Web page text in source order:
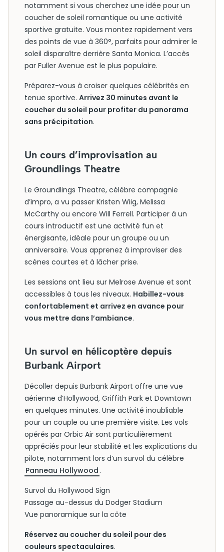
notamment si vous cherchez une idée pour un
coucher de soleil romantique ou une activité
sportive gratuite. Vous montez rapidement vers
des points de vue à 360°, parfaits pour admirer le
soleil disparaître derrière Santa Monica. L’accès
par Fuller Avenue est le plus populaire.
Préparez-vous à croiser quelques célébrités en
tenue sportive. Arrivez 30 minutes avant le
coucher du soleil pour profiter du panorama
sans précipitation.
Un cours d’improvisation au
Groundlings Theatre
Le Groundlings Theatre, célèbre compagnie
d’impro, a vu passer Kristen Wiig, Melissa
McCarthy ou encore Will Ferrell. Participer à un
cours introductif est une activité fun et
énergisante, idéale pour un groupe ou un
anniversaire. Vous apprenez à improviser des
scènes courtes et à lâcher prise.
Les sessions ont lieu sur Melrose Avenue et sont
accessibles à tous les niveaux. Habillez-vous
confortablement et arrivez en avance pour
vous mettre dans l’ambiance.
Un survol en hélicoptère depuis
Burbank Airport
Décoller depuis Burbank Airport offre une vue
aérienne d’Hollywood, Griffith Park et Downtown
en quelques minutes. Une activité inoubliable
pour un couple ou une première visite. Les vols
opérés par Orbic Air sont particulièrement
appréciés pour leur stabilité et les explications du
pilote, notamment lors d’un survol du célèbre
Panneau Hollywood .
Survol du Hollywood Sign
Passage au-dessus du Dodger Stadium
Vue panoramique sur la côte
Réservez au coucher du soleil pour des
couleurs spectaculaires.